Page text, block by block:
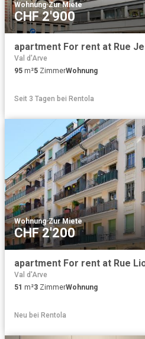
Wohnung·Zur Miete
CHF 2'900
Val d'Arve
95 m²5 ZimmerWohnung
Seit 3 Tagen bei Rentola
Wohnung·Zur Miete
CHF 2'200
Val d'Arve
51 m²3 ZimmerWohnung
Neu bei Rentola